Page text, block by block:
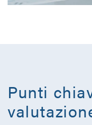
Punti